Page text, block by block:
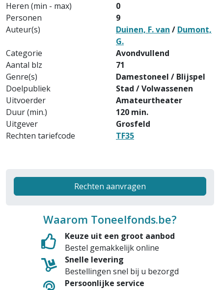
Heren (min - max)
0
Personen
9
Auteur(s)
Duinen, F. van / Dumont,
G.
Categorie
Avondvullend
Aantal blz
71
Genre(s)
Damestoneel / Blijspel
Doelpubliek
Stad / Volwassenen
Uitvoerder
Amateurtheater
Duur (min.)
120 min.
Uitgever
Grosfeld
Rechten tariefcode
TF35
Rechten aanvragen
Waarom Toneelfonds.be?
Keuze uit een groot aanbod
Bestel gemakkelijk online
Snelle levering
Bestellingen snel bij u bezorgd
Persoonlijke service